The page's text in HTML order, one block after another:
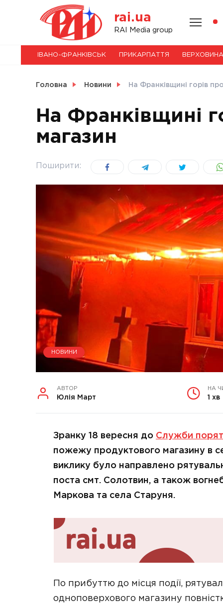
rai.ua
RAI Media group
НОВИНИ
СВІТ
УКРАЇНА
ІВАНО-ФРАНКІВСЬК ПРИКАРПАТТЯ ВЕРХОВИНА
Головна Новини На Франківщині горів
На Франківщині
магазин
Поширити:
НОВИНИ
АВТОР
Юлія Март
НА
1 хв
Зранку 18 вересня до Служби
пожежу продуктового магазину в
виклику було направлено
поста смт. Солотвин, а також
Маркова та села Старуня.
По прибуттю до місця події,
одноповерхового магазину